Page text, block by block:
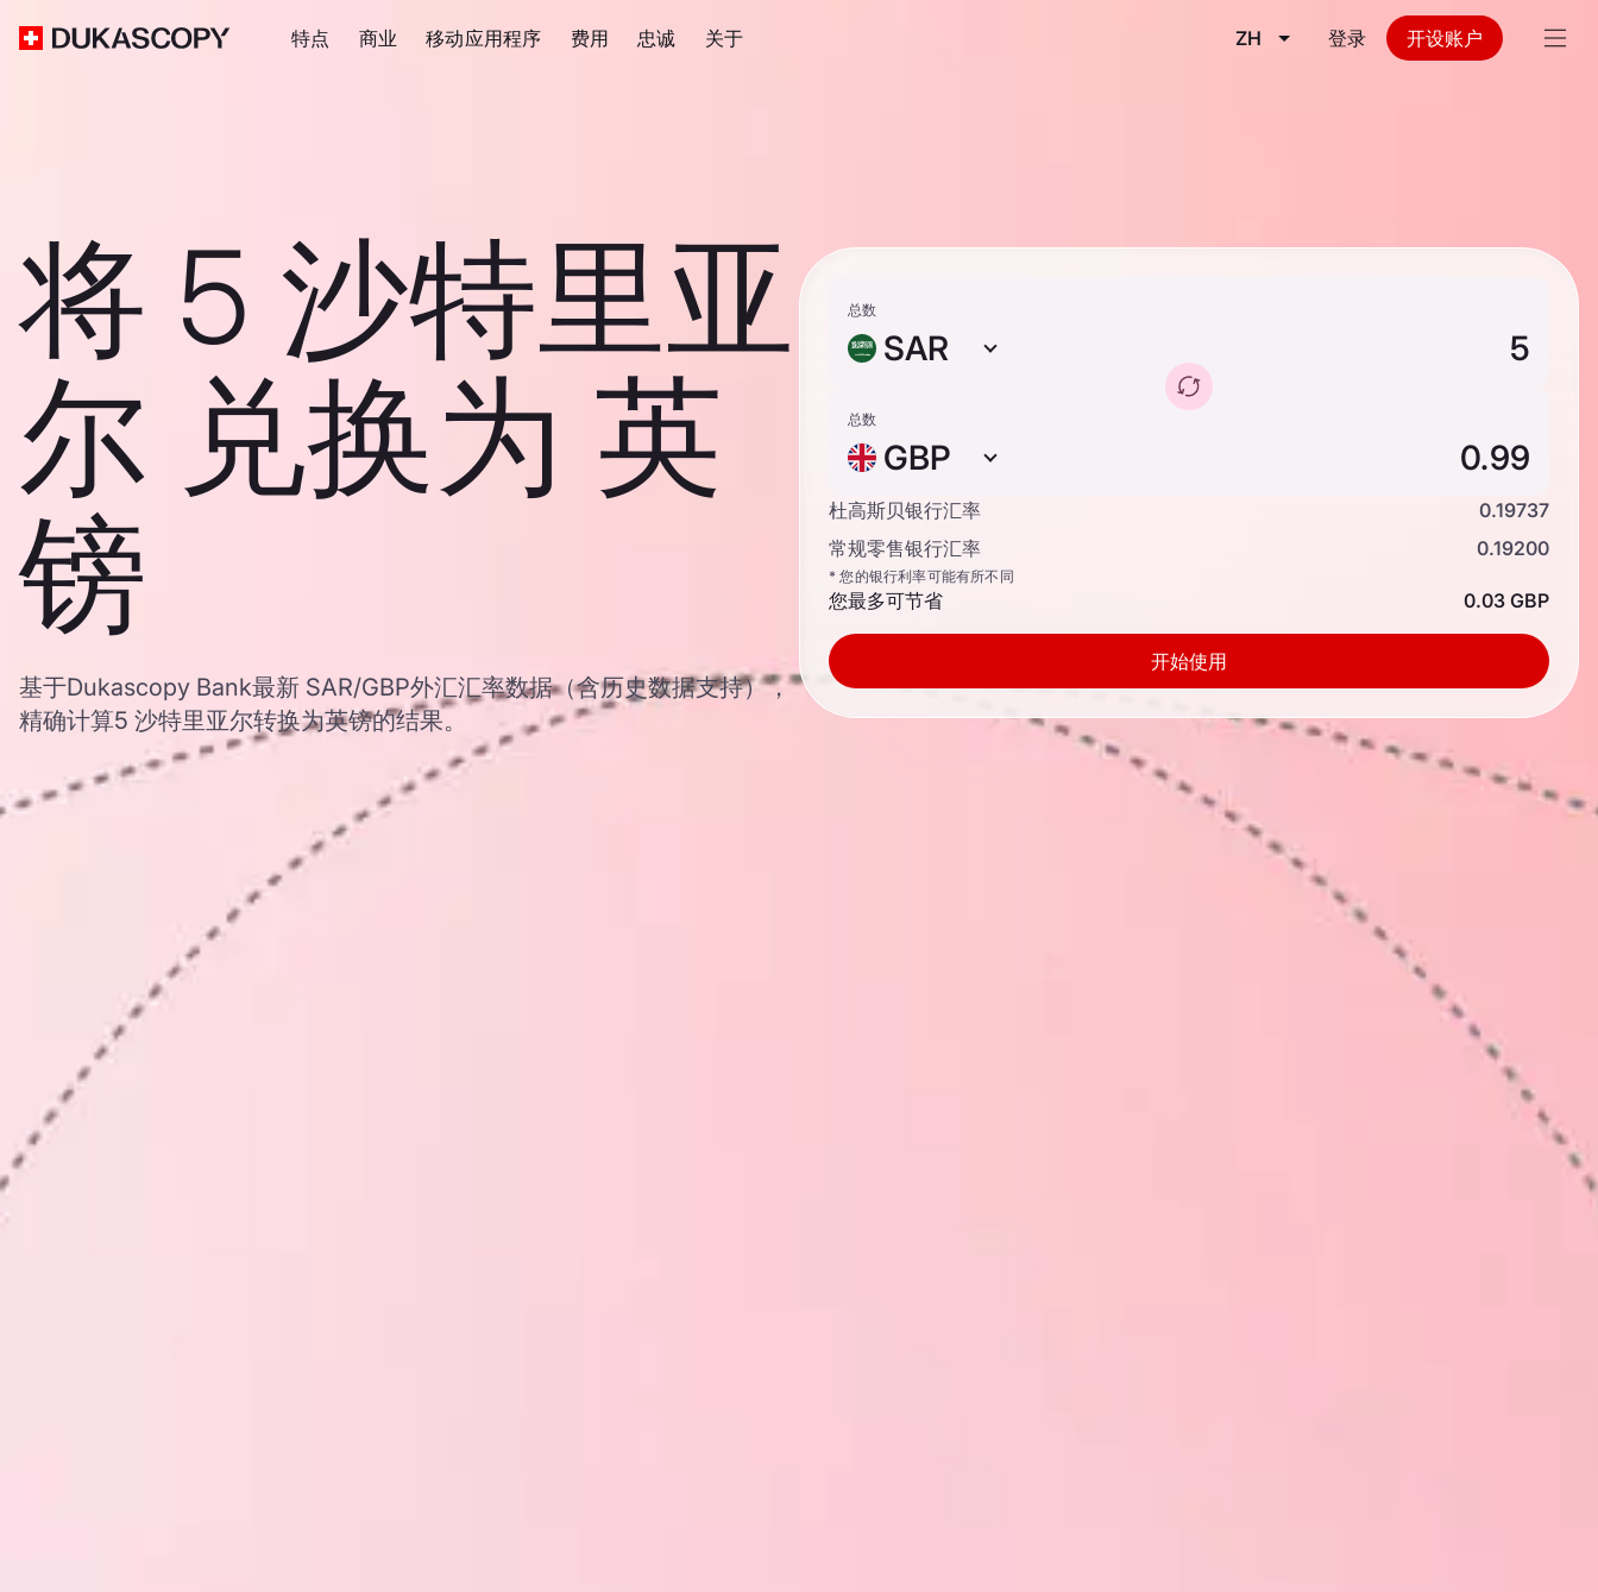
特点 商业 移动应用程序 费用 忠诚 关于 ZH 登录 开设账户
将 5 沙特里亚
尔 兑换为 英
镑
基于Dukascopy Bank最新 SAR/GBP外汇汇率数据（含历史数据支持），
精确计算5 沙特里亚尔转换为英镑的结果。
总数
SAR
总数
GBP
杜高斯贝银行汇率
0.19737
常规零售银行汇率
0.19200
* 您的银行利率可能有所不同
您最多可节省 0.03 GBP
开始使用